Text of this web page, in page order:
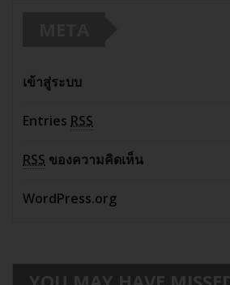
เข้าสู่ระบบ
Entries RSS
RSS ของความคิดเห็น
WordPress.org